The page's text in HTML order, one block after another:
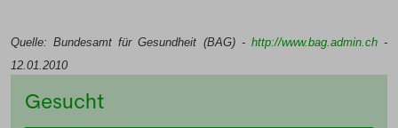
Quelle: Bundesamt für Gesundheit (BAG) - http://www.bag.admin.ch-
12.01.2010
Gesucht
Anmeldung Newsletter
Melde dich kostenlos für unseren Newsletter
an und erhalte einmal pro Woche die neusten